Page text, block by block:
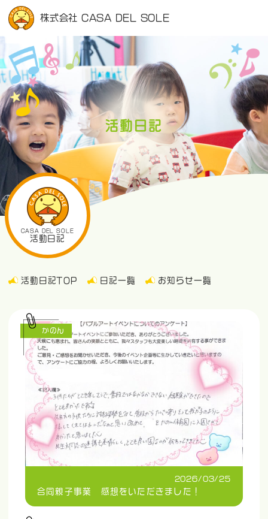
株式会社 CASA DEL SOLE
活動日記
CASA DEL SOLE
活動日記
活動日記TOP 日記一覧 お知らせ一覧
2026/03/25
合同親子事業 感想をいただきました！
かのん